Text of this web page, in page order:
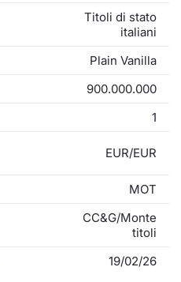
Titoli di stato
italiani
Plain Vanilla
900.000.000
1
EUR/EUR
MOT
CC&G/Monte
titoli
19/02/26